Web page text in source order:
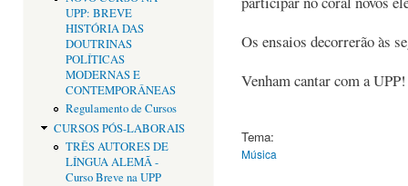
UPP: BREVE
HISTÓRIA DAS
DOUTRINAS
POLÍTICAS
MODERNAS E
CONTEMPORÂNEAS
Regulamento de Cursos
CURSOS PÓS-LABORAIS
TRÊS AUTORES DE
LÍNGUA ALEMÃ -
Curso Breve na UPP
Os ensaios decorrerão às
Venham cantar com a UPP!
Tema:
Música